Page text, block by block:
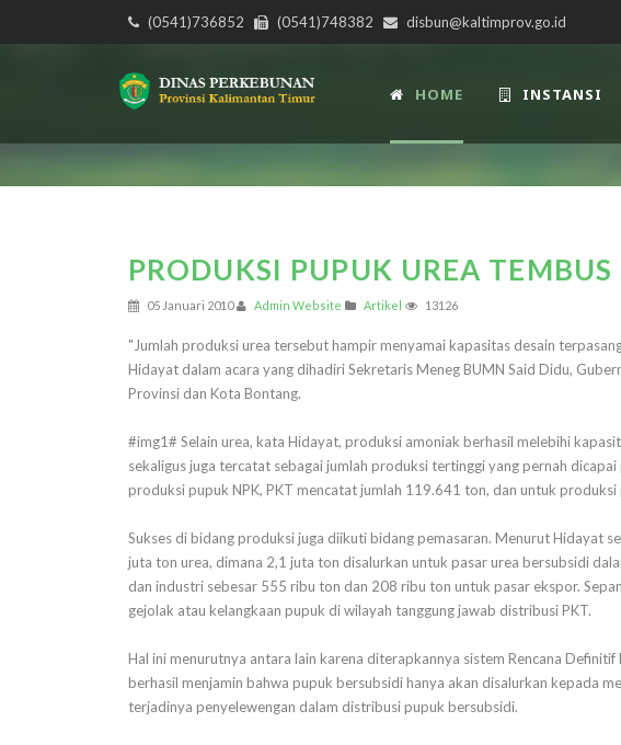
(0541)736852 (0541)748382 disbun@kaltimprov.go.id
HOME INSTANSI
PRODUKSI PUPUK UREA
05 Januari 2010 Admin Website Artikel 13126
"Jumlah produksi urea tersebut hampir menyamai kapasitas desain
Hidayat dalam acara yang dihadiri Sekretaris Meneg BUMN Said Didu,
Provinsi dan Kota Bontang.
#img1# Selain urea, kata Hidayat, produksi amoniak berhasil melebihi
sekaligus juga tercatat sebagai jumlah produksi tertinggi yang pernah
produksi pupuk NPK, PKT mencatat jumlah 119.641 ton, dan untuk
Sukses di bidang produksi juga diikuti bidang pemasaran. Menurut Hidayat
juta ton urea, dimana 2,1 juta ton disalurkan untuk pasar urea bersubsidi
dan industri sebesar 555 ribu ton dan 208 ribu ton untuk pasar ekspor.
gejolak atau kelangkaan pupuk di wilayah tanggung jawab distribusi PKT.
Hal ini menurutnya antara lain karena diterapkannya sistem Rencana
berhasil menjamin bahwa pupuk bersubsidi hanya akan disalurkan kepada
terjadinya penyelewengan dalam distribusi pupuk bersubsidi.